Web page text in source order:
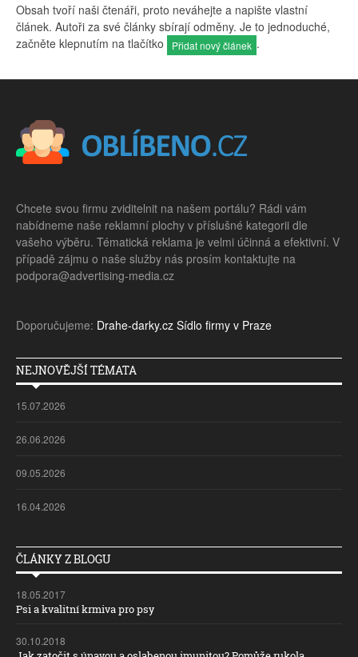
Obsah tvoří naši čtenáři, proto neváhejte a napište vlastní
článek. Autoři za své články sbírají odměny. Je to jednoduché,
začněte klepnutím na tlačítko
Přidat nový článek .
Chcete svou firmu zviditelnit na našem portálu? Rádi vám
nabídneme naše reklamní plochy v příslušné kategorii dle
vašeho výběru. Tématická reklama je velmi účinná a efektivní. V
případě zájmu o naše služby nás prosím kontaktujte na
podpora@advertising-media.cz
Doporučujeme: Drahe-darky.cz Sídlo firmy v Praze
NEJNOVĚJŠÍ TÉMATA
15.07.2026
26.06.2026
09.05.2026
16.04.2026
ČLÁNKY Z BLOGU
18.05.2017
Psi a kvalitní krmiva pro psy
30.10.2018